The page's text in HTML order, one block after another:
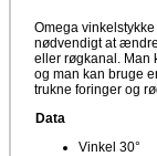
Omega
nødvendigt at
eller røgkanal. Man
og man kan bruge
trukne foringer og
Data
Vinkel 30°